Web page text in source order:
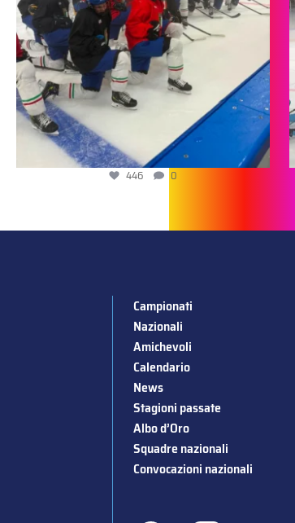
446 0
Campionati
Nazionali
Amichevoli
Calendario
News
Stagioni passate
Albo d’Oro
Squadre nazionali
Convocazioni nazionali